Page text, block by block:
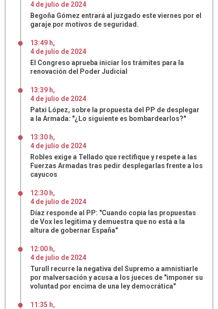
4 de julio de 2024
Begoña Gómez entrará al juzgado este viernes por el
garaje por motivos de seguridad.
13:49 h,
4 de julio de 2024
El Congreso aprueba iniciar los trámites para la
renovación del Poder Judicial
13:39 h,
4 de julio de 2024
Patxi López, sobre la propuesta del PP de desplegar
a la Armada: "¿Lo siguiente es bombardearlos?"
13:30 h,
4 de julio de 2024
Robles exige a Tellado que rectifique y respete a las
Fuerzas Armadas tras pedir desplegarlas frente a los
cayucos
12:30 h,
4 de julio de 2024
Díaz responde al PP: "Cuando copia las propuestas
de Vox les legitima y demuestra que no está a la
altura de gobernar España"
12:00 h,
4 de julio de 2024
Turull recurre la negativa del Supremo a amnistiarle
por malversación y acusa a los jueces de "imponer su
voluntad por encima de una ley democrática"
11:35 h,